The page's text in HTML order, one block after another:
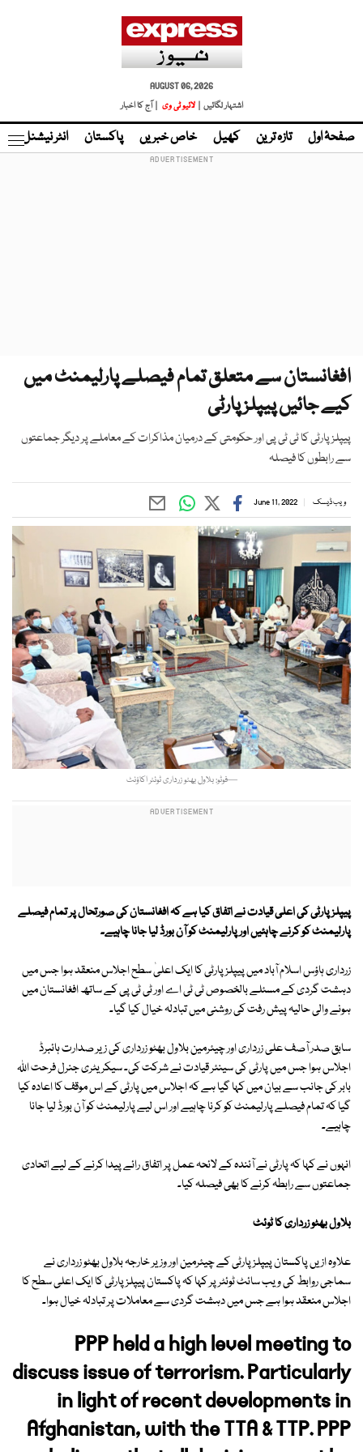
AUGUST 06, 2026
اشتہار لگائیں |
لائیو ٹی وی | آج کا اخبار
صفحۂ اول تازہ ترین کھیل خاص خبریں پاکستان انٹر نیشنل
افغانستان سے متعلق تمام فیصلے پارلیمنٹ میں
کیے جائیں پیپلز پارٹی
پیپلز پارٹی کا ٹی ٹی پی اور حکومتی کے درمیان مذاکرات کے معاملے پر دیگر جماعتوں
سے رابطوں کا فیصلہ
ویب ڈیسک June 11, 2022
—فوٹو: بلاول بھٹو زرداری ٹوئٹر اکاؤنٹ
پیپلز پارٹی کی اعلی قیادت نے اتفاق کیا ہے کہ افغانستان کی صورتحال پر تمام فیصلے
پارلیمنٹ کو کرنے چاہئیں اور پارلیمنٹ کو آن بورڈ لیا جانا چاہیے۔
زرداری ہاؤس اسلام آباد میں پیپلز پارٹی کا ایک اعلیٰ سطح اجلاس منعقد ہوا جس میں
دہشت گردی کے مسئلے بالخصوص ٹی ٹی اے اور ٹی ٹی پی کے ساتھ افغانستان میں
ہونے والی حالیہ پیش رفت کی روشنی میں تبادلہ خیال کیا گیا۔
سابق صدر آصف علی زرداری اور چیئرمین بلاول بھٹو زرداری کی زیر صدارت ہائبرڈ
اجلاس ہوا جس میں پارٹی کی سینئر قیادت نے شرکت کی۔ سیکریٹری جنرل فرحت اللہ
بابر کی جانب سے بیان میں کہا گیا ہے کہ اجلاس میں پارٹی کے اس موقف کا اعادہ کیا
گیا کہ تمام فیصلے پارلیمنٹ کو کرنا چاہیے اور اس لیے پارلیمنٹ کو آن بورڈ لیا جانا
چاہیے۔
انہوں نے کہا کہ پارٹی نے آئندہ کے لائحہ عمل پر اتفاق رائے پیدا کرنے کے لیے اتحادی
جماعتوں سے رابطہ کرنے کا بھی فیصلہ کیا۔
بلاول بھٹو زرداری کا ٹوئٹ
علاوہ ازیں پاکستان پیپلز پارٹی کے چیئرمین اور وزیر خارجہ بلاول بھٹو زرداری نے
سماجی روابط کی ویب سائٹ ٹوئٹر پر کہا کہ پاکستان پیپلز پارٹی کا ایک اعلی سطح کا
اجلاس منعقد ہوا ہے جس میں دہشت گردی سے معاملات پر تبادلہ خیال ہوا۔
PPP held a high level meeting to
discuss issue of terrorism. Particularly
in light of recent developments in
Afghanistan, with the TTA & TTP. PPP